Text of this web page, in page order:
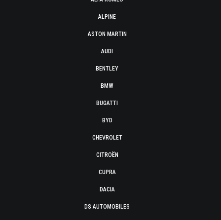
ALPINE
ASTON MARTIN
AUDI
BENTLEY
BMW
BUGATTI
BYD
CHEVROLET
CITROËN
CUPRA
DACIA
DS AUTOMOBILES